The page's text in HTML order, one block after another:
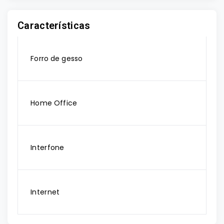
Características
Forro de gesso
Home Office
Interfone
Internet